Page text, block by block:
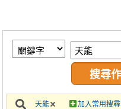
繪圖藝廊
交流中心
攤位轉讓區
會員功能選單
天能 加入常用搜尋